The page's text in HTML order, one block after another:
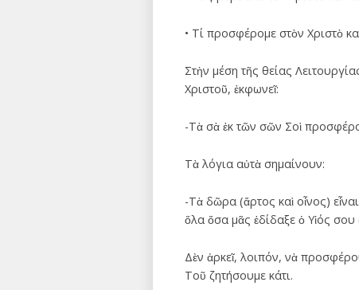
• Τί προσφέρομε στὸν Χριστὸ
Στὴν μέση τῆς θείας
Χριστοῦ, ἐκφωνεῖ:
-Τὰ σὰ ἐκ τῶν σῶν Σοὶ
Τὰ λόγια αὐτὰ σημαίνουν:
-Τὰ δῶρα (ἄρτος καὶ οἶνος)
ὅλα ὅσα μᾶς ἐδίδαξε ὁ Υἱός σου
Δὲν ἀρκεῖ, λοιπόν, νὰ
Τοῦ ζητήσουμε κάτι.